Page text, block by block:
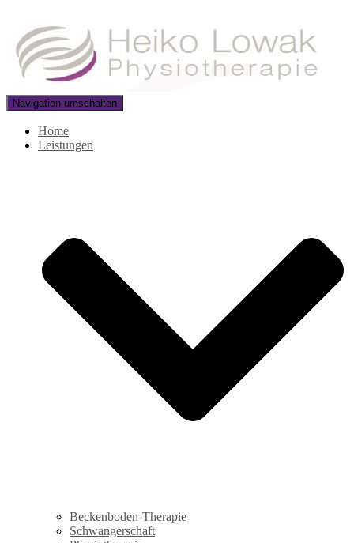
Navigation umschalten
Home
Leistungen
Beckenboden-Therapie
Schwangerschaft